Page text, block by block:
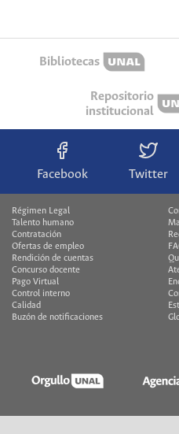
Bibliotecas
Repositorio
institucional
Facebook Twitter
Régimen Legal
Talento humano
Contratación
Ofertas de empleo
Rendición de cuentas
Concurso docente
Pago Virtual
Control interno
Calidad
Buzón de notificaciones